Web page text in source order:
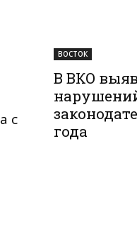
с
ВОСТОК
В ВКО
года